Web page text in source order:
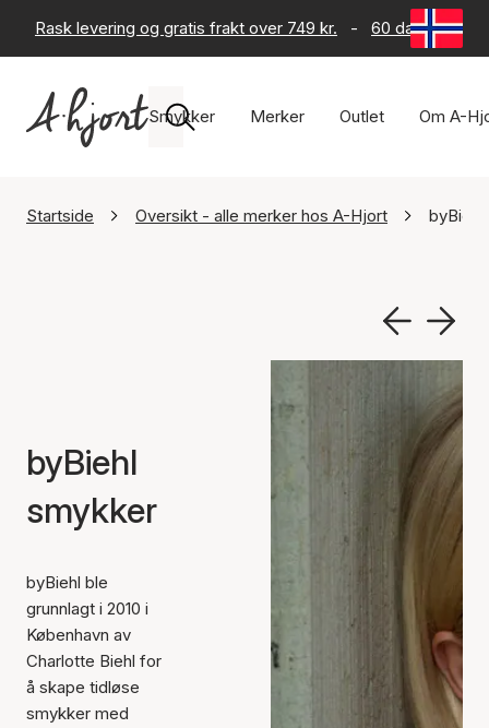
Rask levering og gratis frakt over 749 kr. - 60 dagers
Smykker Merker Outlet Om A-
Startside Oversikt - alle merker hos A-Hjort byBiehl
byBiehl
smykker
byBiehl ble
grunnlagt i 2010 i
København av
Charlotte Biehl for
å skape tidløse
smykker med